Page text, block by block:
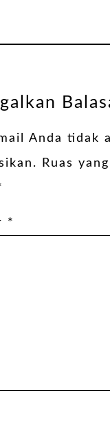
Anda tidak
Ruas
*